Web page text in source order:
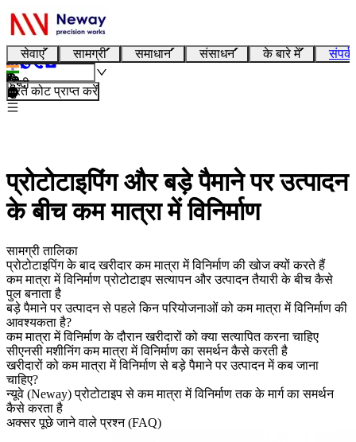
सेवाएं सामग्री समाधान संसाधन के बारे में
हिन्दी
तुरंत कोट प्राप्त करें
प्रोटोटाइपिंग और बड़े पैमाने पर उत्पादन
के बीच कम मात्रा में विनिर्माण
सामग्री तालिका
प्रोटोटाइपिंग के बाद खरीदार कम मात्रा में विनिर्माण की खोज क्यों करते हैं
कम मात्रा में विनिर्माण प्रोटोटाइप सत्यापन और उत्पादन तैयारी के बीच कैसे
पुल बनाता है
बड़े पैमाने पर उत्पादन से पहले किन परियोजनाओं को कम मात्रा में विनिर्माण की
आवश्यकता है?
कम मात्रा में विनिर्माण के दौरान खरीदारों को क्या सत्यापित करना चाहिए
सीएनसी मशीनिंग कम मात्रा में विनिर्माण का समर्थन कैसे करती है
खरीदारों को कम मात्रा में विनिर्माण से बड़े पैमाने पर उत्पादन में कब जाना
चाहिए?
न्यूवे (Neway) प्रोटोटाइप से कम मात्रा में विनिर्माण तक के मार्ग का समर्थन
कैसे करता है
अक्सर पूछे जाने वाले प्रश्न (FAQ)